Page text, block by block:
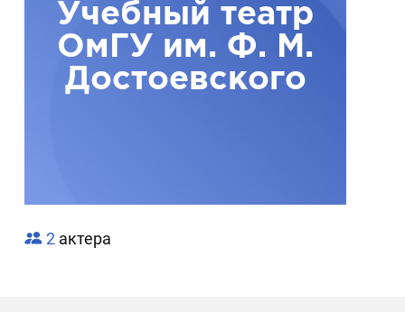
Учебный театр
ОмГУ им. Ф. М.
Достоевского
2 актера